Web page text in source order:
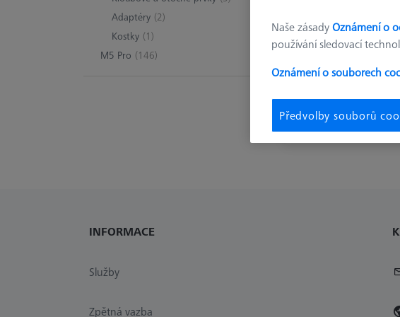
Adaptéry (2)
Kostky (1)
M5 Pro (146)
INFORMACE
Služby
Zpětná vazba
Naše zásadyOznámení o
používání sledovací
Oznámení o souborech
Předvolby souborů